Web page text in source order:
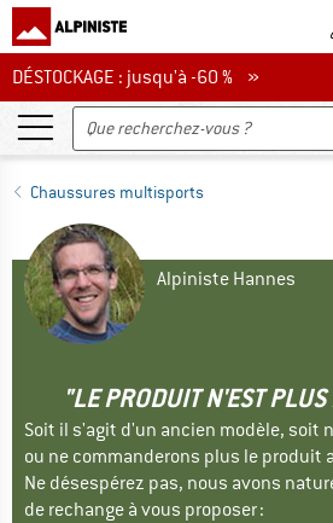
DÉSTOCKAGE : jusqu'à -60 %
DÉSTOCKAGE : jusqu'à -60 % »
Chaussures multisports
Alpiniste Hannes
"LE PRODUIT N'EST
Soit il s'agit d'un ancien modèle, soit
ou ne commanderons plus le produit
Ne désespérez pas, nous avons
de rechange à vous proposer :